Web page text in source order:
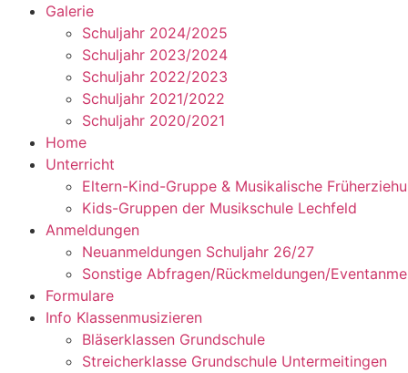
Galerie
Schuljahr 2024/2025
Schuljahr 2023/2024
Schuljahr 2022/2023
Schuljahr 2021/2022
Schuljahr 2020/2021
Home
Unterricht
Eltern-Kind-Gruppe & Musikalische
Kids-Gruppen der Musikschule Lechfeld
Anmeldungen
Neuanmeldungen Schuljahr 26/27
Sonstige Abfragen/Rückmeldungen/
Formulare
Info Klassenmusizieren
Bläserklassen Grundschule
Streicherklasse Grundschule Untermeitingen